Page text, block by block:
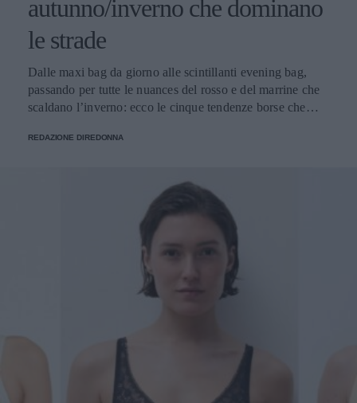
autunno/inverno che dominano
le strade
Dalle maxi bag da giorno alle scintillanti evening bag,
passando per tutte le nuances del rosso e del marrine che
scaldano l’inverno: ecco le cinque tendenze borse che
REDAZIONE DIREDONNA